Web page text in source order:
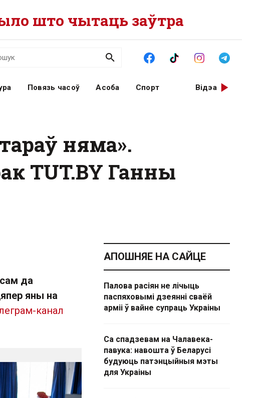
што чытаць заўтра
Повязь часоў Асоба Спорт Відэа
няма».
TUT.BY Ганны
да
яны на
канал
АПОШНЯЕ НА САЙЦЕ
Палова расіян не лічыць
паспяховымі дзеянні сваёй
арміі ў вайне супраць Украіны
Са спадзевам на Чалавека-
павука: навошта ў Беларусі
будуюць патэнцыйныя мэты
для Украіны